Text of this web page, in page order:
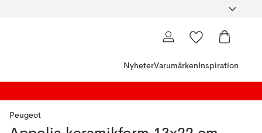
NyheterVarumärken Inspiration
Peugeot